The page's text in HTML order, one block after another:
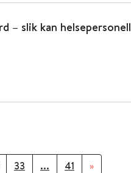
– slik kan helsepersonell
33 ... 41 »